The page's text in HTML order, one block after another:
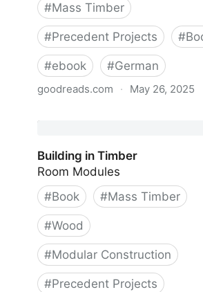
#Mass Timber
#Precedent Projects #
#ebook #German
goodreads.com · May 26, 2025
Building in Timber
Room Modules
#Book #Mass Timber
#Wood
#Modular Construction
#Precedent Projects